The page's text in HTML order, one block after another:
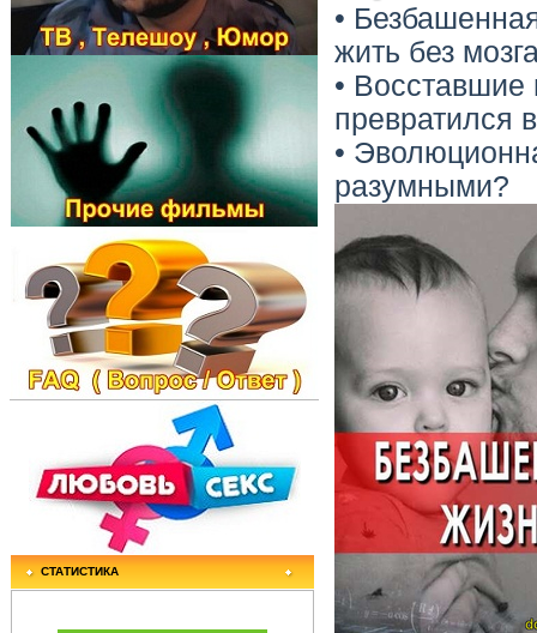
СТАТИСТИКА
•
жить без
•
превратился
•
разумными?